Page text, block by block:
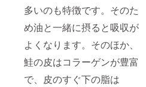
多いのも特徴です。そのた
め油と一緒に摂ると吸収が
よくなります。そのほか、
鮭の皮はコラーゲンが豊富
で、皮のすぐ下の脂は